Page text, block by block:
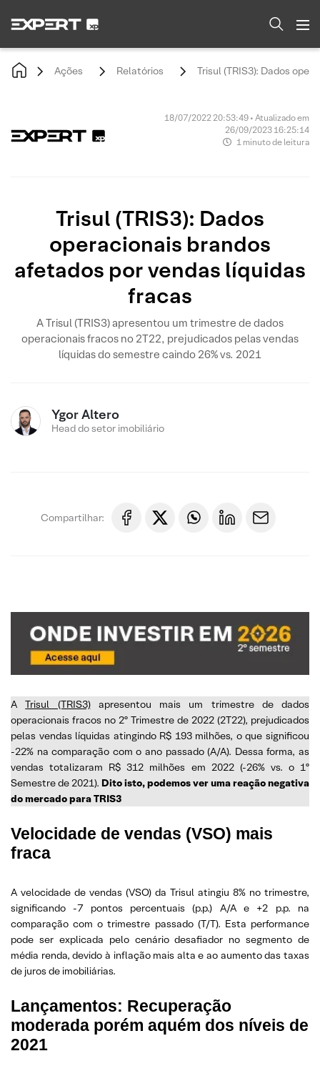
Ações Relatórios Trisul (TRIS3): Dados
18/07/2022 20:53:49 • Atualizado em
26/09/2023 16:25:14
1 minuto de leitura
Trisul (TRIS3): Dados
operacionais brandos
afetados por vendas líquidas
fracas
A Trisul (TRIS3) apresentou um trimestre de dados
operacionais fracos no 2T22, prejudicados pelas vendas
líquidas do semestre caindo 26% vs. 2021
Ygor Altero
Head do setor imobiliário
Compartilhar:
ATrisul (TRIS3)apresentou mais um trimestre de dados
operacionais fracos no 2º Trimestre de 2022 (2T22), prejudicados
pelas vendas líquidas atingindo R$ 193 milhões, o que significou
-22% na comparação com o ano passado (A/A). Dessa forma, as
vendas totalizaram R$ 312 milhões em 2022 (-26% vs. o 1º
Semestre de 2021). Dito isto, podemos ver uma reação negativa
do mercado para TRIS3
Velocidade de vendas (VSO) mais
fraca
A velocidade de vendas (VSO) da Trisul atingiu 8% no trimestre,
significando -7 pontos percentuais (p.p.) A/A e +2 p.p. na
comparação com o trimestre passado (T/T). Esta performance
pode ser explicada pelo cenário desafiador no segmento de
média renda, devido à inflação mais alta e ao aumento das taxas
de juros de imobiliárias.
Lançamentos: Recuperação
moderada porém aquém dos níveis de
2021